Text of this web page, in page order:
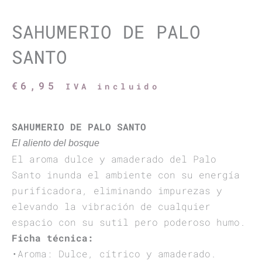
SAHUMERIO DE PALO
SANTO
€ 6,95 IVA incluido
SAHUMERIO DE PALO SANTO
El aliento del bosque
El aroma dulce y amaderado del Palo
Santo inunda el ambiente con su energía
purificadora, eliminando impurezas y
elevando la vibración de cualquier
espacio con su sutil pero poderoso humo.
Ficha técnica:
•Aroma: Dulce, cítrico y amaderado.